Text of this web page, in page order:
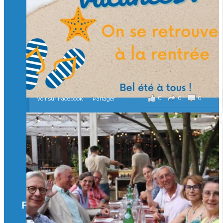
Merci à tous !
🎯 Taxe d’apprentissage 2026 : avec l'Isep, investissez pour
un numérique au service de l'humain !
À l’Isep, nous formons des ingénieurs, des bachelors, des
Mastères Spécialisés, qui allient excellence technologique et
valeurs humaines, au cœur de notre pro
...Voir plus
il y a 2 mois
0 0 0
Voir sur Facebook · Partager
🚀Afterwork à Genève 🚀
🥳 Le 22 avril dernier, 14 Alumni vivant / travaillant
en Suisse ont partagé un moment convivial de
retrouvailles et d'échanges !
Merci à tous pour votre présence et à Alexandre
CHEA pour l'organisation !
il y a 3 mois
Facebook